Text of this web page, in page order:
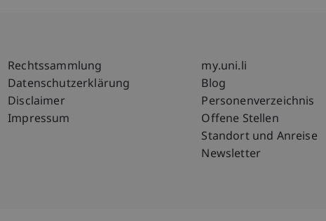
Fußzeile Rechtliche Hinweise
Rechtssammlung
Datenschutzerklärung
Disclaimer
Impressum
Fußzeile
my.uni.li
Blog
Personenverzeichnis
Offene Stellen
Standort und Anreise
Newsletter